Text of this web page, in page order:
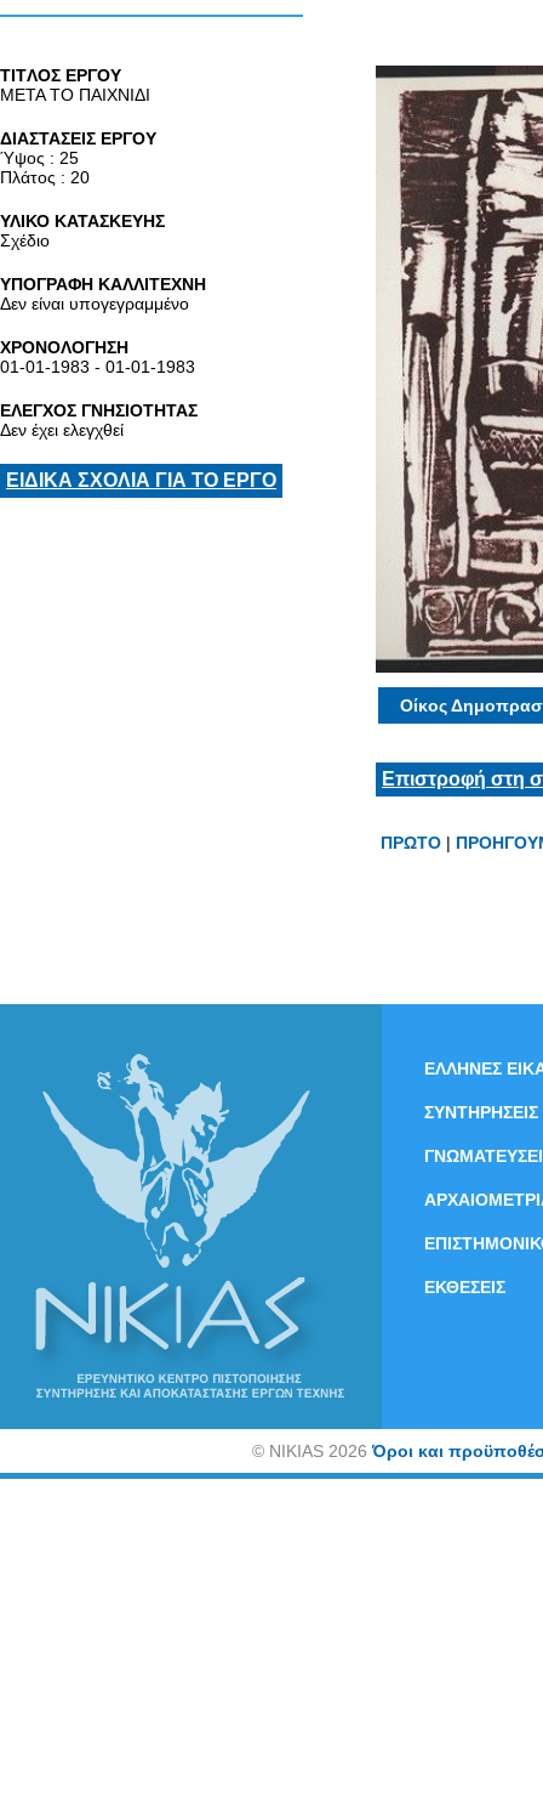
TITΛΟΣ ΕΡΓΟΥ
ΜΕΤΑ ΤΟ ΠΑΙΧΝΙΔΙ
ΔΙΑΣΤΑΣΕΙΣ ΕΡΓΟΥ
Ύψος : 25
Πλάτος : 20
ΥΛΙΚΟ ΚΑΤΑΣΚΕΥΗΣ
Σχέδιο
ΥΠΟΓΡΑΦΗ ΚΑΛΛΙΤΕΧΝΗ
Δεν είναι υπογεγραμμένο
ΧΡΟΝΟΛΟΓΗΣΗ
01-01-1983 - 01-01-1983
ΕΛΕΓΧΟΣ ΓΝΗΣΙΟΤΗΤΑΣ
Δεν έχει ελεγχθεί
ΕΙΔΙΚΑ ΣΧΟΛΙΑ ΓΙΑ ΤΟ ΕΡΓΟ
Οίκος
Επιστροφή στη
ΠΡΩΤΟ |
ΕΛΛΗΝΕΣ
ΣΥΝΤΗΡΗΣΕΙΣ
ΕΚΘΕΣΕΙΣ
©NIKIAS 2026Όροι και